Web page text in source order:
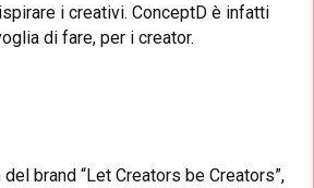
i creativi. ConceptD è infatti
di fare, per i creator.
brand “Let Creators be Creators”,